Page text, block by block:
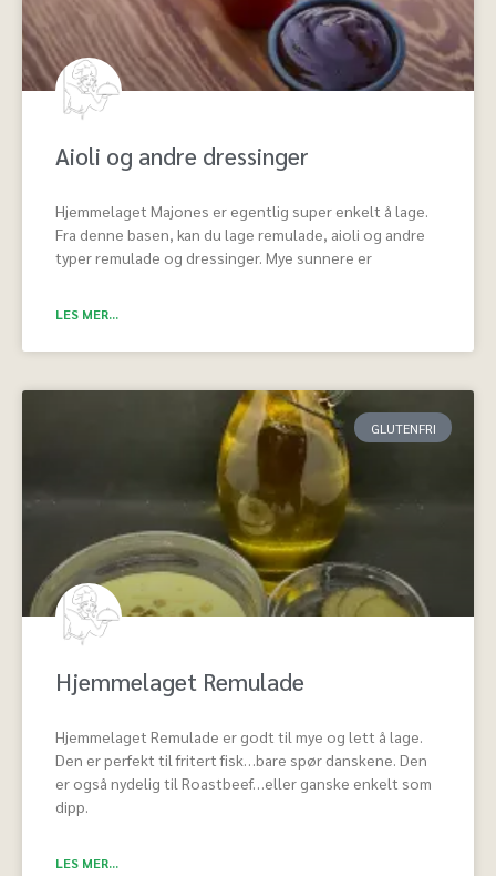
Aioli og andre dressinger
Hjemmelaget Majones er egentlig super enkelt å lage.
Fra denne basen, kan du lage remulade, aioli og andre
typer remulade og dressinger. Mye sunnere er
LES MER...
GLUTENFRI
Hjemmelaget Remulade
Hjemmelaget Remulade er godt til mye og lett å lage.
Den er perfekt til fritert fisk…bare spør danskene. Den
er også nydelig til Roastbeef…eller ganske enkelt som
dipp.
LES MER...